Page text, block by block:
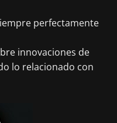
perfectamente
innovaciones de
lo relacionado con